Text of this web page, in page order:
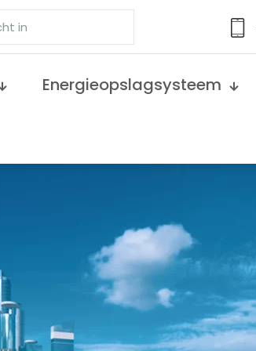
Energieopslagsysteem